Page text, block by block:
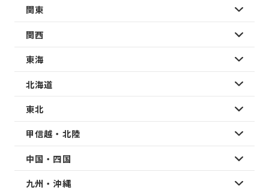
関東
関西
東海
北海道
東北
甲信越・北陸
中国・四国
九州・沖縄